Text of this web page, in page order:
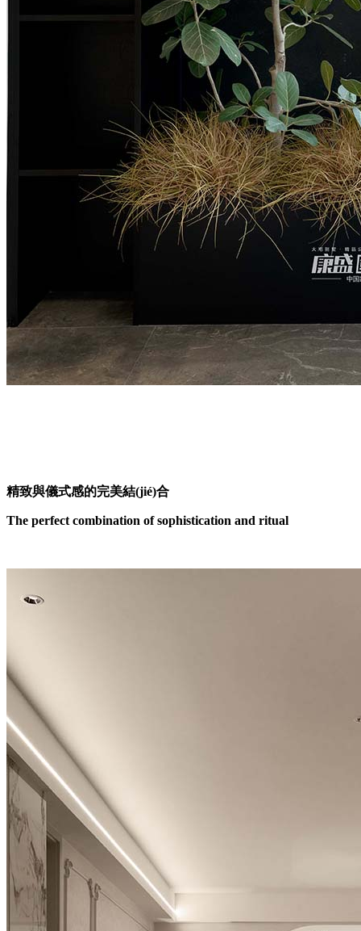
精致與儀式感的完美結(jié)合
The perfect combination of sophistication and ritual